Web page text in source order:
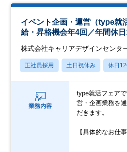
イベント企画・運営（type就
給・昇格機会年4回／年間休日
株式会社キャリアデザインセンタ
正社員採用 土日祝休み 休日
業務内容
type就活フェア
営・企画業務を
だきます。
【具体的なお仕事